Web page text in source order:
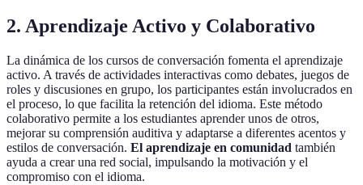
2. Aprendizaje Activo y Colaborativo
La dinámica de los cursos de conversación fomenta el aprendizaje
activo. A través de actividades interactivas como debates, juegos de
roles y discusiones en grupo, los participantes están involucrados en
el proceso, lo que facilita la retención del idioma. Este método
colaborativo permite a los estudiantes aprender unos de otros,
mejorar su comprensión auditiva y adaptarse a diferentes acentos y
estilos de conversación. El aprendizaje en comunidad también
ayuda a crear una red social, impulsando la motivación y el
compromiso con el idioma.